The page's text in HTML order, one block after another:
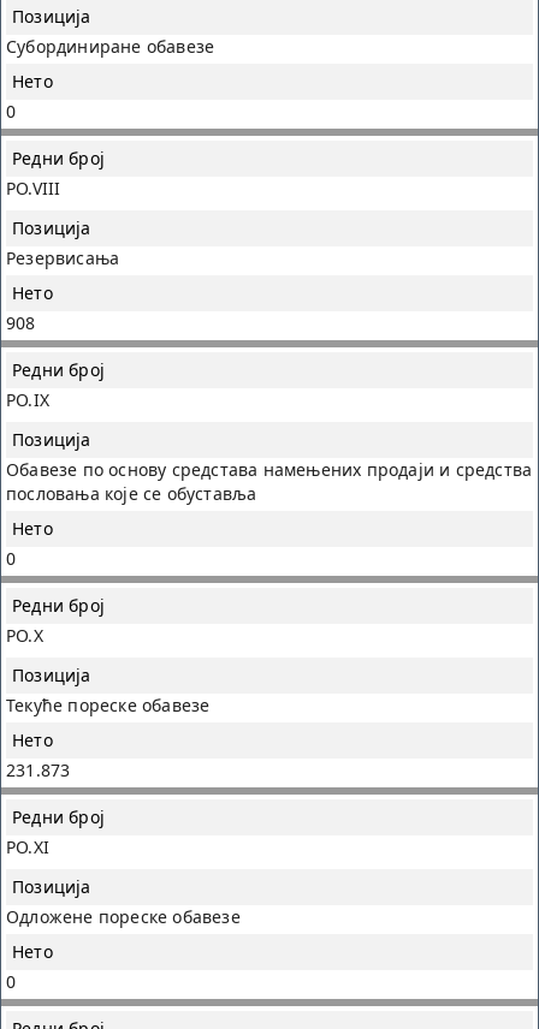
Субординиране обавезе
0
PO.VIII
Резервисања
908
PO.IX
Обавезе по основу средстава намењених продаји и средства
пословања које се обуставља
0
PO.X
Текуће пореске обавезе
231.873
PO.XI
Одложене пореске обавезе
0